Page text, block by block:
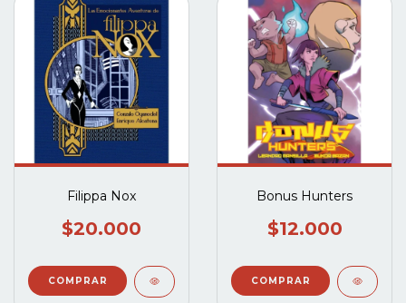
Filippa Nox
$20.000
Bonus Hunters
$12.000